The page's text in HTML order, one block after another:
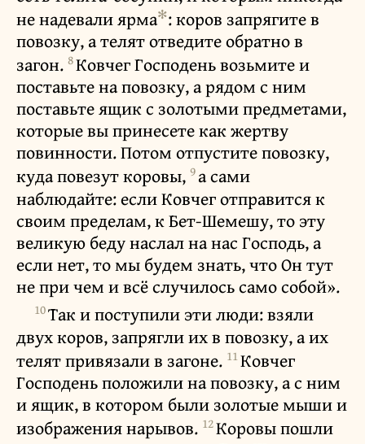
не надевали ярма✻: коров запрягите в
повозку, а телят отведите обратно в
загон. 8Ковчег Господень возьмите и
поставьте на повозку, а рядом с ним
поставьте ящик с золотыми предметами,
которые вы принесете как жертву
повинности. Потом отпустите повозку,
куда повезут коровы, 9а сами
наблюдайте: если Ковчег отправится к
своим пределам, к Бет-Шемешу, то эту
великую беду наслал на нас Господь, а
если нет, то мы будем знать, что Он тут
не при чем и всё случилось само собой».
10Так и поступили эти люди: взяли
двух коров, запрягли их в повозку, а их
телят привязали в загоне. 11Ковчег
Господень положили на повозку, а с ним
и ящик, в котором были золотые мыши и
изображения нарывов. 12Коровы пошли